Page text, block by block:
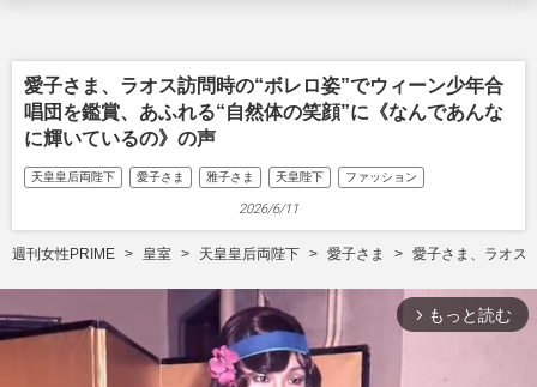
愛子さま、ラオス訪問時の“ボレロ姿”でウィーン少年合
唱団を鑑賞、あふれる“自然体の笑顔”に《なんであんな
に輝いているの》の声
天皇皇后両陛下 愛子さま 雅子さま 天皇陛下 ファッション
2026/6/11
週刊女性PRIME 皇室 天皇皇后両陛下 愛子さま 愛子さま、ラオス
arrow_forward_ios もっと読む